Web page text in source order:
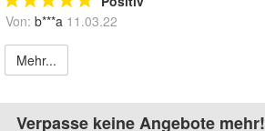
Von: b***a 11.03.22
Mehr...
Verpasse keine Angebote mehr!